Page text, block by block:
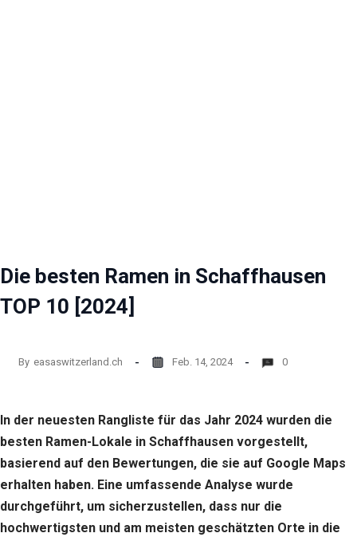
Die besten Ramen in Schaffhausen
TOP 10 [2024]
By easaswitzerland.ch Feb. 14, 2024 0
In der neuesten Rangliste für das Jahr 2024 wurden die
besten Ramen-Lokale in Schaffhausen vorgestellt,
basierend auf den Bewertungen, die sie auf Google Maps
erhalten haben. Eine umfassende Analyse wurde
durchgeführt, um sicherzustellen, dass nur die
hochwertigsten und am meisten geschätzten Orte in die